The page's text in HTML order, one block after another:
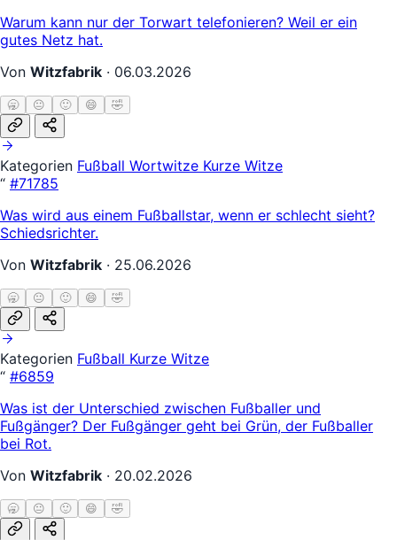
Warum kann nur der Torwart telefonieren? Weil er ein
gutes Netz hat.
Von Witzfabrik · 06.03.2026
🥱 😐 🙂 😄 🤣
Kategorien Fußball Wortwitze Kurze Witze
“ #71785
Was wird aus einem Fußballstar, wenn er schlecht sieht?
Schiedsrichter.
Von Witzfabrik · 25.06.2026
🥱 😐 🙂 😄 🤣
Kategorien Fußball Kurze Witze
“ #6859
Was ist der Unterschied zwischen Fußballer und
Fußgänger? Der Fußgänger geht bei Grün, der Fußballer
bei Rot.
Von Witzfabrik · 20.02.2026
🥱 😐 🙂 😄 🤣